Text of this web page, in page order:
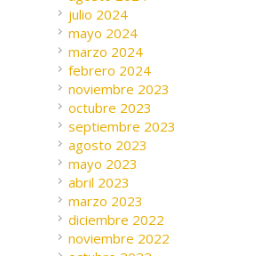
julio 2024
mayo 2024
marzo 2024
febrero 2024
noviembre 2023
octubre 2023
septiembre 2023
agosto 2023
mayo 2023
abril 2023
marzo 2023
diciembre 2022
noviembre 2022